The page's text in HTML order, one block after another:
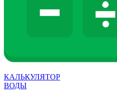
КАЛЬКУЛЯТОР
ВОДЫ